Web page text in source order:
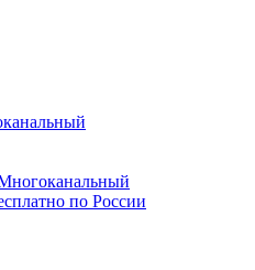
по России